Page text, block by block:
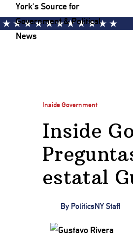
Inside Government
Inside
estatal
By PoliticsNY Staff